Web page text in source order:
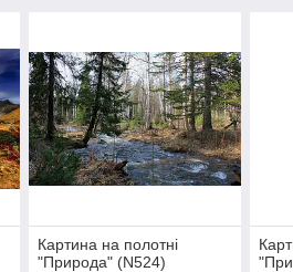
Картина на полотні
"Природа" (N524)